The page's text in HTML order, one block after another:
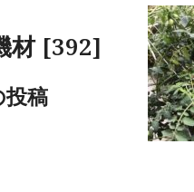
材 [392]
稿